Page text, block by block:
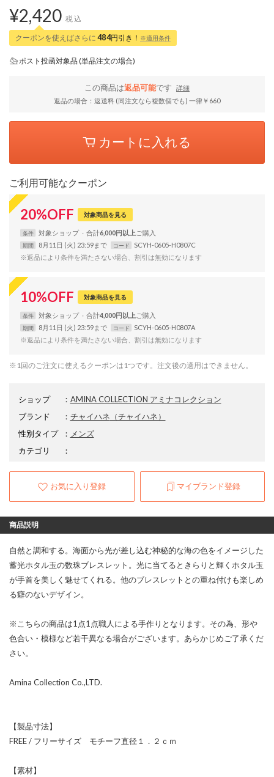
¥2,420 税込
クーポンを使えばさらに 484円引き！ ※適用条件
ポスト投函対象品 (単品注文の場合)
この商品は返品可能です
詳細
返品の場合：返送料 (同注文なら複数個でも) 一律￥660
カートに入れる
ご利用可能なクーポン
20%OFF 対象商品を見る
条件 対象ショップ 合計6,000円以上
期間 8月11日 (火) 23:59まで コード
SCYH-0605-H0807C
※返品により条件を満たさない場合、割引は無効になります
10%OFF 対象商品を見る
条件 対象ショップ 合計4,000円以上
期間 8月11日 (火) 23:59まで コード
SCYH-0605-H0807A
※返品により条件を満たさない場合、割引は無効になります
※1回のご注文に使えるクーポンは1つです。注文後の適用はできません。
ショップ ： AMINA COLLECTION アミナコレクション
ブランド
： チャイハネ （チャイハネ）
性別タイプ
： メンズ
カテゴリ
：
お気に入り登録 マイブランド登録
商品説明
自然と調和する。海面から光が差し込む神秘的な海の色をイメージした
蓄光ホタル玉の数珠ブレスレット。光に当てるときらりと輝くホタル玉
が手首を美しく魅せてくれる。他のブレスレットとの重ね付けも楽しめ
る癖のないデザイン。
※こちらの商品は1点1点職人による手作りとなります。その為、形や
色合い・模様など若干異なる場合がございます。あらかじめご了承くだ
さい。
Amina Collection Co.,LTD.
【製品寸法】
FREE / フリーサイズ モチーフ直径１．２ｃｍ
【素材】